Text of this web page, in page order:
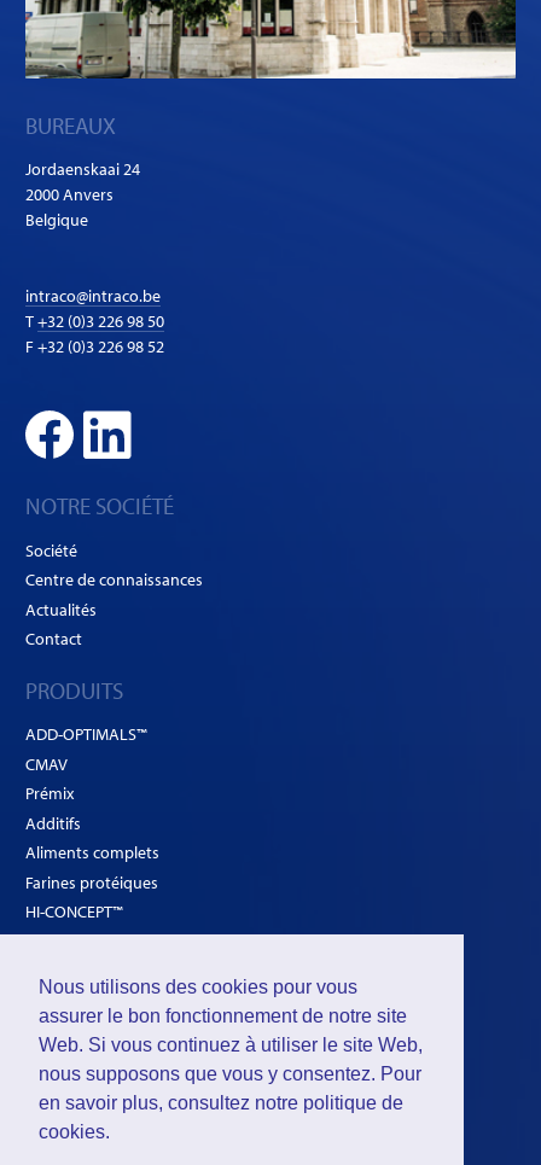
Nous utilisons des cookies pour vous
assurer le bon fonctionnement de notre site
Web. Si vous continuez à utiliser le site Web,
nous supposons que vous y consentez. Pour
en savoir plus, consultez notre politique de
cookies.
BUREAUX
Jordaenskaai 24
2000 Anvers
Belgique
intraco@intraco.be
T+32 (0)3 226 98 50
F +32 (0)3 226 98 52
NOTRE SOCIÉTÉ
Société
Centre de connaissances
Actualités
Contact
PRODUITS
ADD-OPTIMALS™
CMAV
Prémix
Additifs
Aliments complets
Farines protéiques
HI-CONCEPT™
SOLUTIONS
Volailles
Ruminants
Porcs